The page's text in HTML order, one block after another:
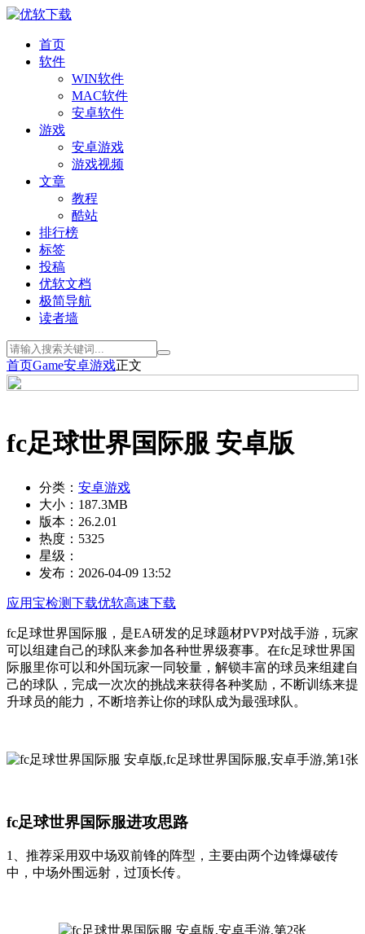
首页
软件
WIN软件
MAC软件
安卓软件
游戏
安卓游戏
游戏视频
文章
教程
酷站
排行榜
标签
投稿
优软文档
极简导航
读者墙
首页Game安卓游戏正文
fc足球世界国际服 安卓版
分类： 安卓游戏
大小： 187.3MB
版本： 26.2.01
热度： 5325
星级：
发布： 2026-04-09 13:52
应用宝检测下载优软高速下载
fc足球世界国际服，是EA研发的足球题材PVP对战手游，玩家
可以组建自己的球队来参加各种世界级赛事。在fc足球世界国
际服里你可以和外国玩家一同较量，解锁丰富的球员来组建自
己的球队，完成一次次的挑战来获得各种奖励，不断训练来提
升球员的能力，不断培养让你的球队成为最强球队。
fc足球世界国际服进攻思路
1、推荐采用双中场双前锋的阵型，主要由两个边锋爆破传
中，中场外围远射，过顶长传。